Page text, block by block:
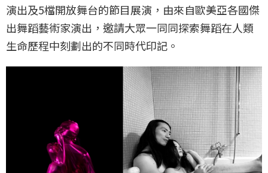
演出及5檔開放舞台的節目展演，由來自歐美亞各國傑
出舞蹈藝術家演出，邀請大眾一同同探索舞蹈在人類
生命歷程中刻劃出的不同時代印記。